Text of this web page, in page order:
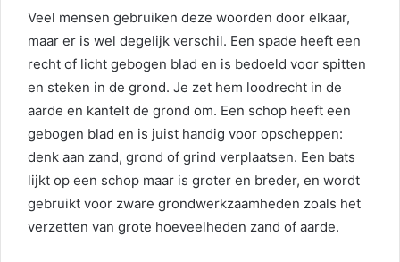
Veel mensen gebruiken deze woorden door elkaar,
maar er is wel degelijk verschil. Een spade heeft een
recht of licht gebogen blad en is bedoeld voor spitten
en steken in de grond. Je zet hem loodrecht in de
aarde en kantelt de grond om. Een schop heeft een
gebogen blad en is juist handig voor opscheppen:
denk aan zand, grond of grind verplaatsen. Een bats
lijkt op een schop maar is groter en breder, en wordt
gebruikt voor zware grondwerkzaamheden zoals het
verzetten van grote hoeveelheden zand of aarde.